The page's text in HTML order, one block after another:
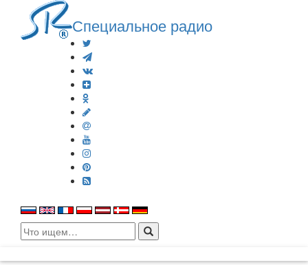
Специальное радио
Search
for: